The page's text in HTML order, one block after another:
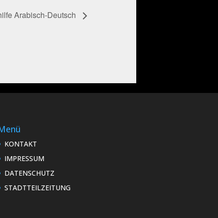
Arabisch-Deutsch
KONTAKT
IMPRESSUM
DATENSCHUTZ
STADTTEILZEITUNG